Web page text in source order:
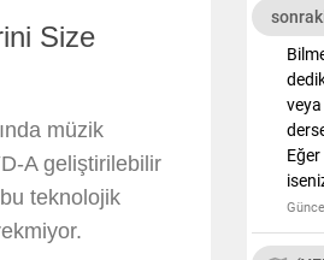
Size
müzik
A geliştirilebilir
teknolojik